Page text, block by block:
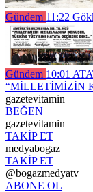
Gündem 11:22
Gündem 10:01
“MİLLETİMİZİN
gazetevitamin
BEĞEN
gazetevitamin
TAKİP ET
medyabogaz
TAKİP ET
@bogazmedyatv
ABONE OL